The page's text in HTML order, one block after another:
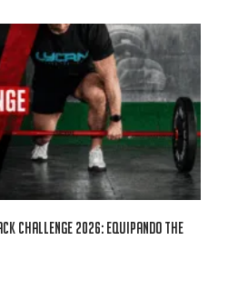
CHALLENGE 2026: EQUIPANDO THE